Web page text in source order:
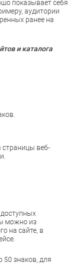
показывает себя
аудитории
ранее на
и каталога
страницы веб-
можно из
на сайте, в
50 знаков, для